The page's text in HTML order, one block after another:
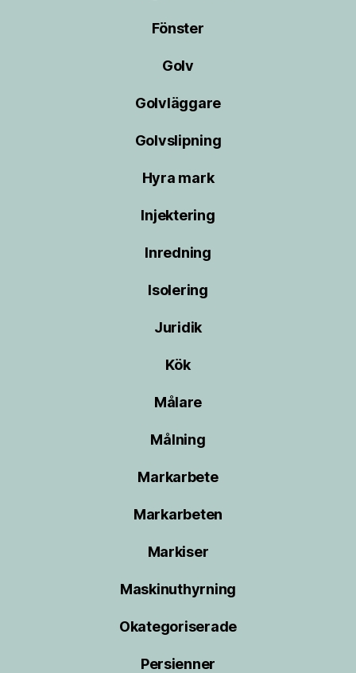
Fönster
Golv
Golvläggare
Golvslipning
Hyra mark
Injektering
Inredning
Isolering
Juridik
Kök
Målare
Målning
Markarbete
Markarbeten
Markiser
Maskinuthyrning
Okategoriserade
Persienner